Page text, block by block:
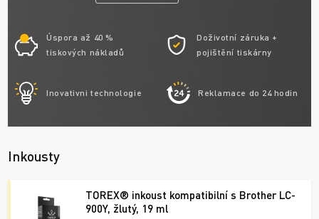
Úspora až 40 %
tiskových nákladů
Doživotní záruka +
pojištění tiskárny
Inovativni technologie Reklamace do 24 hodin
Inkousty
TOREX® inkoust kompatibilní s Brother LC-
900Y, žlutý, 19 ml